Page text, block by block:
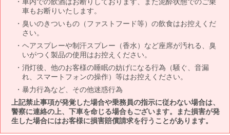
車もお断りいたします。
臭いのきついもの（ファストフード等）の飲食はお控えくだ
さい。
ヘアスプレーや制汗スプレー（香水）など座席が汚れる、臭
いがつく製品の使用はお控えください。
消灯後、他のお客様の睡眠の妨げになる行為（騒ぐ、音漏
れ、スマートフォンの操作）等はお控えください。
暴力行為など、その他迷惑行為
上記禁止事項が発覚した場合や乗務員の指示に従わない場合は、
警察に連絡の上、下車を命じる場合もございます。また損害が発
生した場合にはお客様に損害賠償請求を行うことがあります。